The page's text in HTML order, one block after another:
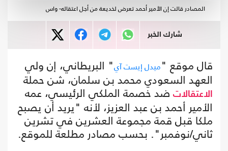
المصادر قالت إن الأمير أحمد تعرض لخديعة من أجل اعتقاله- واس
شارك الخبر
قال موقع "ميدل إيست آي" البريطاني، إن ولي
العهد السعودي محمد بن سلمان، شن حملة
الاعتقالات ضد خصمة الملكي الرئيسي، عمه
الأمير أحمد بن عبد العزيز، لأنه "يريد أن يصبح
ملكا قبل قمة مجموعة العشرين في تشرين
ثاني/نوفمبر". بحسب مصادر مطلعة للموقع.